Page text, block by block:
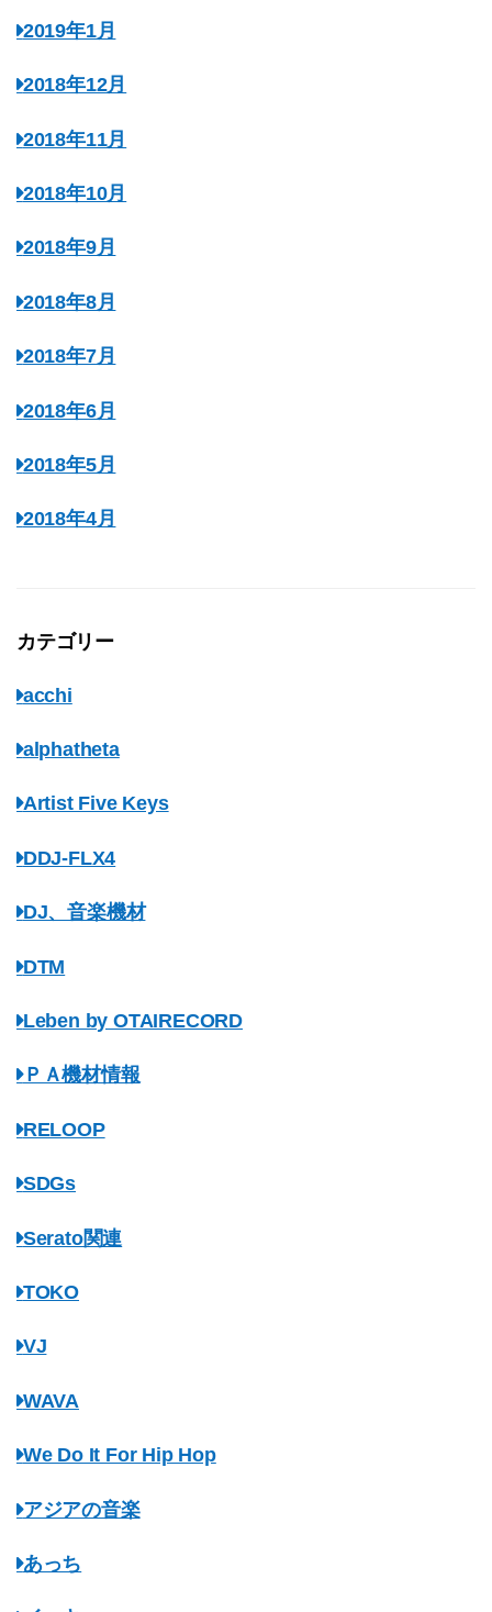
2019年1月
2018年12月
2018年11月
2018年10月
2018年9月
2018年8月
2018年7月
2018年6月
2018年5月
2018年4月
カテゴリー
acchi
alphatheta
Artist Five Keys
DDJ-FLX4
DJ、音楽機材
DTM
Leben by OTAIRECORD
ＰＡ機材情報
RELOOP
SDGs
Serato関連
TOKO
VJ
WAVA
We Do It For Hip Hop
アジアの音楽
あっち